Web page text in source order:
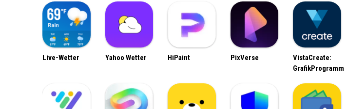
Live-Wetter Yahoo Wetter HiPaint PixVerse
VistaCreate:
GrafikProgramm